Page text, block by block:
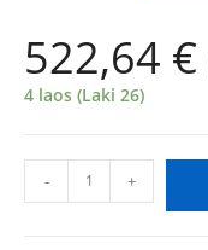
522,64 €
4 laos (Laki 26)
- +